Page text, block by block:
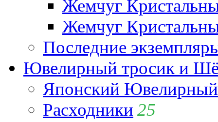
Жемчуг
Жемчуг
Последние
Ювелирный тросик и
Японский
Расходники 25